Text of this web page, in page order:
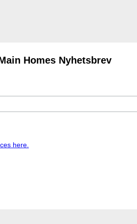
Homes Nyhetsbrev
here.